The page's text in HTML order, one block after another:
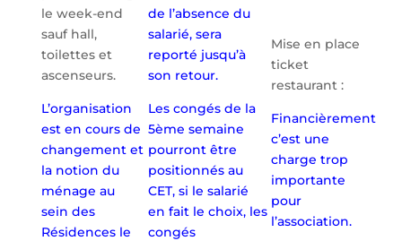
le week-end
sauf hall,
toilettes et
ascenseurs.
L’organisation
est en cours de
changement et
la notion du
ménage au
sein des
Résidences le
de l’absence du
salarié, sera
reporté jusqu’à
son retour.
Les congés de la
5ème semaine
pourront être
positionnés au
CET, si le salarié
en fait le choix, les
congés
Mise en place
ticket
restaurant :
Financièrement
c’est une
charge trop
importante
pour
l’association.